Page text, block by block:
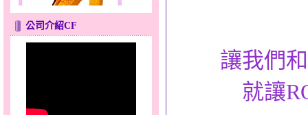
公司介紹CF
讓我們
就讓